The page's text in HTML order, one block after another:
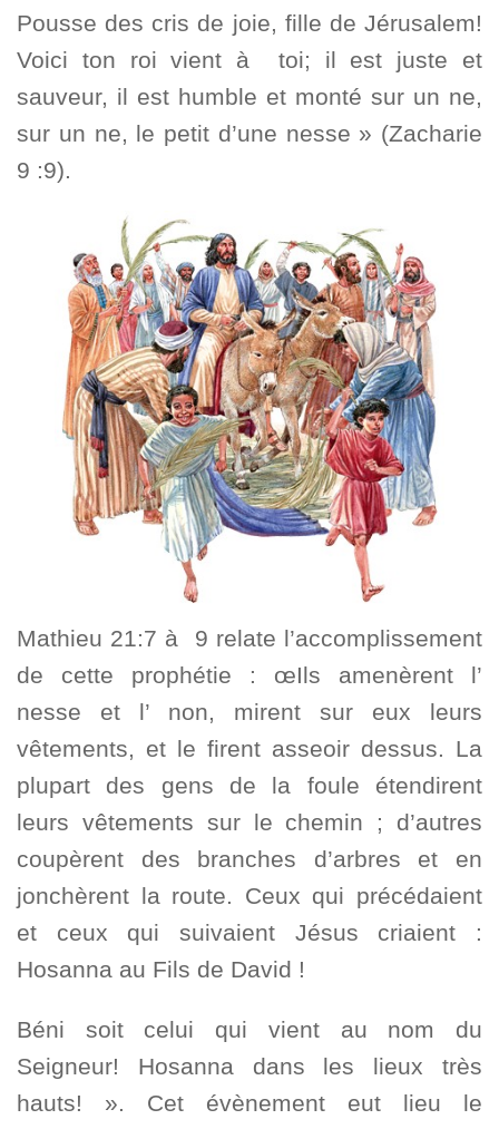
Pousse des cris de joie, fille de Jérusalem!
Voici ton roi vient à toi; il est juste et
sauveur, il est humble et monté sur un ne,
sur un ne, le petit d’une nesse » (Zacharie
9 :9).
Mathieu 21:7 à 9 relate l’accomplissement
de cette prophétie : œIls amenèrent l’
nesse et l’ non, mirent sur eux leurs
vêtements, et le firent asseoir dessus. La
plupart des gens de la foule étendirent
leurs vêtements sur le chemin ; d’autres
coupèrent des branches d’arbres et en
jonchèrent la route. Ceux qui précédaient
et ceux qui suivaient Jésus criaient :
Hosanna au Fils de David !
Béni soit celui qui vient au nom du
Seigneur! Hosanna dans les lieux très
hauts! ». Cet évènement eut lieu le